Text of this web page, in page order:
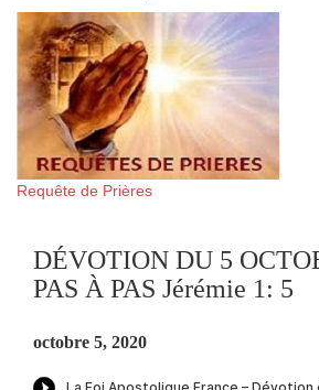
Requête de Prières
DÉVOTION DU 5
PAS À PAS Jérémie 1: 5
octobre 5, 2020